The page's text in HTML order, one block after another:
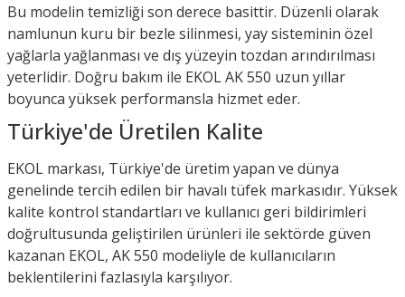
Bu modelin temizliği son derece basittir. Düzenli olarak
namlunun kuru bir bezle silinmesi, yay sisteminin özel
yağlarla yağlanması ve dış yüzeyin tozdan arındırılması
yeterlidir. Doğru bakım ile EKOL AK 550 uzun yıllar
boyunca yüksek performansla hizmet eder.
Türkiye'de Üretilen Kalite
EKOL markası, Türkiye'de üretim yapan ve dünya
genelinde tercih edilen bir havalı tüfek markasıdır. Yüksek
kalite kontrol standartları ve kullanıcı geri bildirimleri
doğrultusunda geliştirilen ürünleri ile sektörde güven
kazanan EKOL, AK 550 modeliyle de kullanıcıların
beklentilerini fazlasıyla karşılıyor.